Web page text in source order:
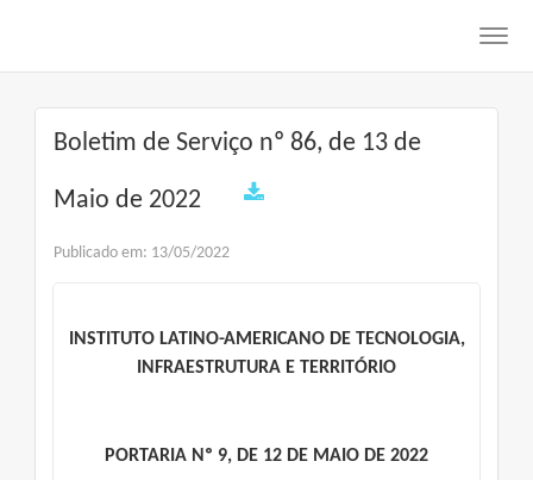
Boletim de Serviço nº 86, de 13 de
Maio de 2022
Publicado em: 13/05/2022
INSTITUTO LATINO-AMERICANO DE TECNOLOGIA,
INFRAESTRUTURA E TERRITÓRIO
PORTARIA Nº 9, DE 12 DE MAIO DE 2022